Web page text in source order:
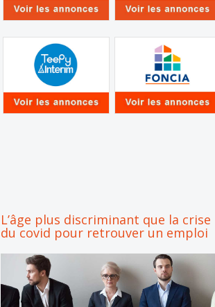
L’âge plus discriminant que la crise
du covid pour retrouver un emploi